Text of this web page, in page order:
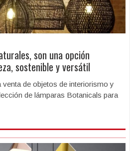
son una opción
sostenible y versátil
de objetos de interiorismo y
de lámparas Botanicals para